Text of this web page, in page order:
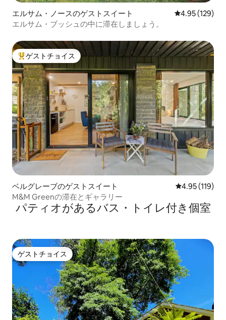
エルサム・ノースのゲストスイート レビュー129
4.95 (129)
エルサム・ブッシュの中に滞在しましょう。
大好評のゲストチョイスです。
ゲストチョイス
ベルグレーブのゲストスイート レビュー119
4.95 (119)
M&M Greenの滞在とギャラリー
パティオがあるバス・トイレ付き個室
ゲストチョイス
ゲストチョイス